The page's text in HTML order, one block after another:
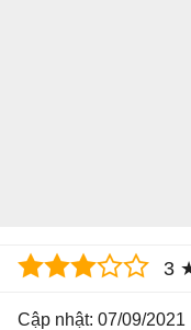
3
Cập nhật: 07/09/2021